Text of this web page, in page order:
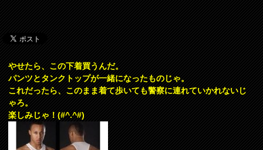
やせたら、この下着買うんだ。
パンツとタンクトップが一緒になったものじゃ。
これだったら、このまま着て歩いても警察に連れていかれないじ
ゃろ。
楽しみじゃ！(#^.^#)